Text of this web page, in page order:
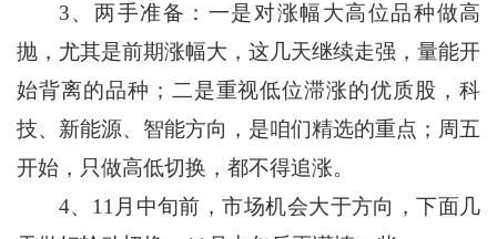
3、两手准备：一是对涨幅大高位品种做高
抛，尤其是前期涨幅大，这几天继续走强，量能开
始背离的品种；二是重视低位滞涨的优质股，科
技、新能源、智能方向，是咱们精选的重点；周五
开始，只做高低切换，都不得追涨。
4、11月中旬前，市场机会大于方向，下面几